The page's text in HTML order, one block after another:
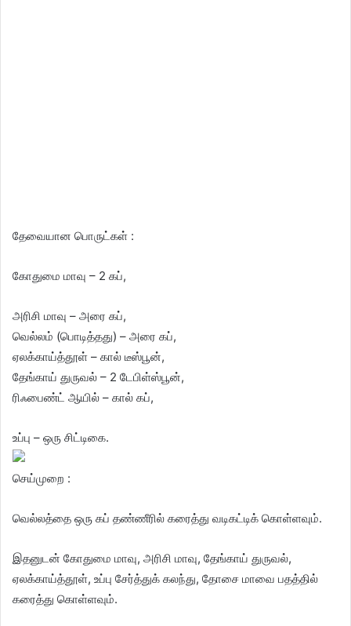
தேவையான பொருட்கள் :
கோதுமை மாவு – 2 கப்,
அரிசி மாவு – அரை கப்,
வெல்லம் (பொடித்தது) – அரை கப்,
ஏலக்காய்த்தூள் – கால் டீஸ்பூன்,
தேங்காய் துருவல் – 2 டேபிள்ஸ்பூன்,
ரிஃபைண்ட் ஆயில் – கால் கப்,
உப்பு – ஒரு சிட்டிகை.
செய்முறை :
வெல்லத்தை ஒரு கப் தண்ணீரில் கரைத்து வடிகட்டிக் கொள்ளவும்.
இதனுடன் கோதுமை மாவு, அரிசி மாவு, தேங்காய் துருவல்,
ஏலக்காய்த்தூள், உப்பு சேர்த்துக் கலந்து, தோசை மாவை பதத்தில்
கரைத்து கொள்ளவும்.